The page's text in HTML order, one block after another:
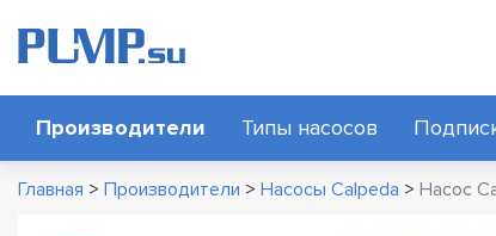
Производители Типы насосов
Главная > Производители > Насосы Calpeda > Насос